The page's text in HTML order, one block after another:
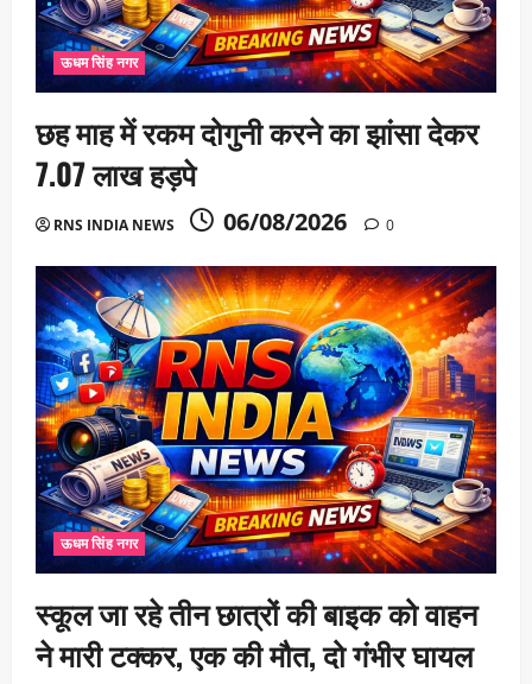
ऊधम सिंह नगर
छह माह में रकम दोगुनी करने का झांसा देकर
7.07 लाख हड़पे
RNS INDIA NEWS 06/08/2026 0
ऊधम सिंह नगर
स्कूल जा रहे तीन छात्रों की बाइक को वाहन
ने मारी टक्कर, एक की मौत, दो गंभीर घायल